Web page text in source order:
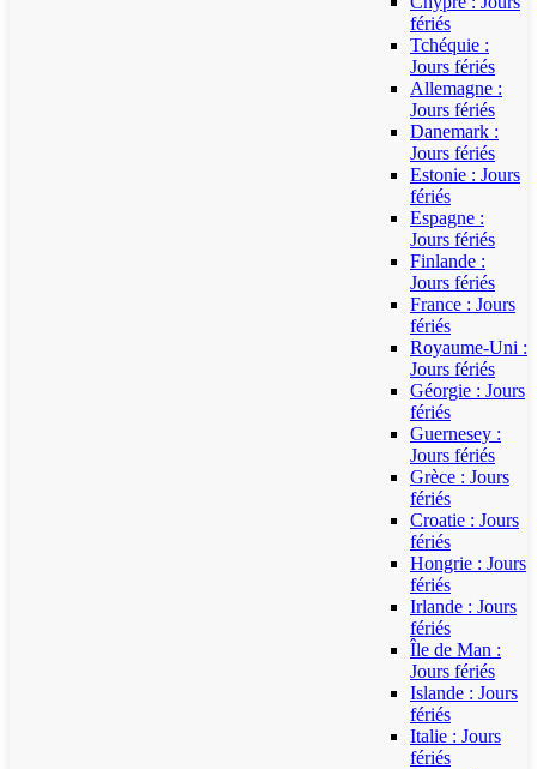
fériés
Tchéquie :
Jours fériés
Allemagne :
Jours fériés
Danemark :
Jours fériés
Estonie : Jours
fériés
Espagne :
Jours fériés
Finlande :
Jours fériés
France : Jours
fériés
Royaume-Uni :
Jours fériés
Géorgie : Jours
fériés
Guernesey :
Jours fériés
Grèce : Jours
fériés
Croatie : Jours
fériés
Hongrie : Jours
fériés
Irlande : Jours
fériés
Île de Man :
Jours fériés
Islande : Jours
fériés
Italie : Jours
fériés